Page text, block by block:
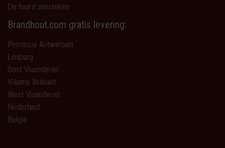
De haard aansteken
Brandhout.com gratis levering:
Provincie Antwerpen
Limburg
Oost Vlaanderen
Vlaams Brabant
West Vlaanderen
Nederland
België